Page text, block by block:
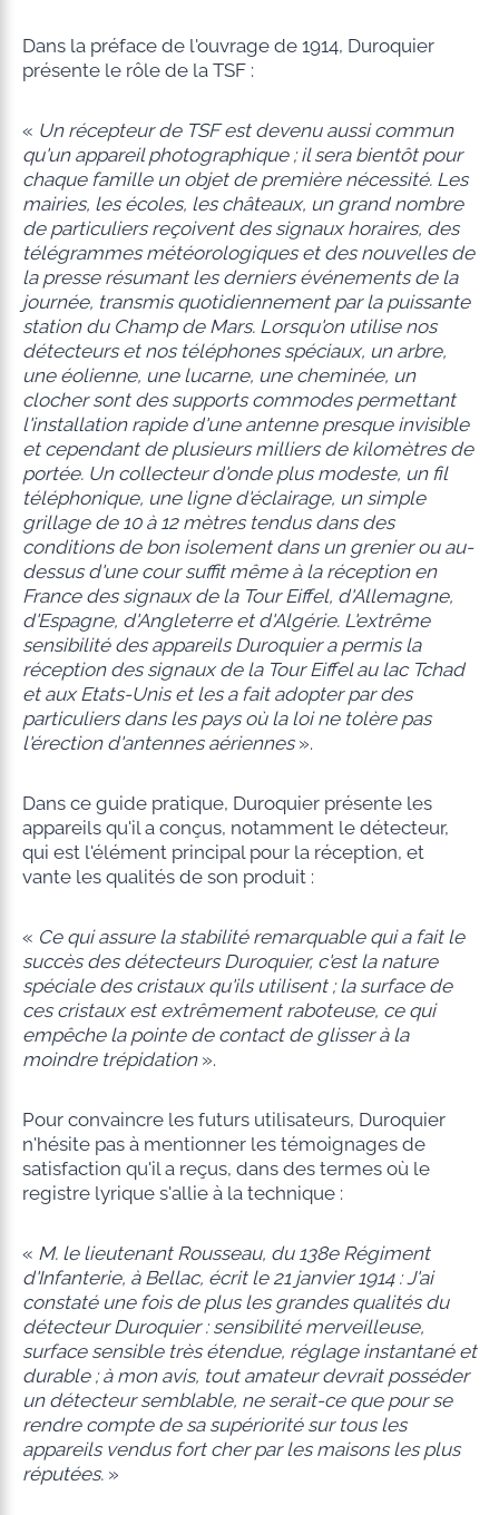
Dans la préface de l'ouvrage de 1914, Duroquier
présente le rôle de la TSF :
« Un récepteur de TSF est devenu aussi commun
qu'un appareil photographique ; il sera bientôt pour
chaque famille un objet de première nécessité. Les
mairies, les écoles, les châteaux, un grand nombre
de particuliers reçoivent des signaux horaires, des
télégrammes météorologiques et des nouvelles de
la presse résumant les derniers événements de la
journée, transmis quotidiennement par la puissante
station du Champ de Mars. Lorsqu'on utilise nos
détecteurs et nos téléphones spéciaux, un arbre,
une éolienne, une lucarne, une cheminée, un
clocher sont des supports commodes permettant
l'installation rapide d'une antenne presque invisible
et cependant de plusieurs milliers de kilomètres de
portée. Un collecteur d'onde plus modeste, un fil
téléphonique, une ligne d'éclairage, un simple
grillage de 10 à 12 mètres tendus dans des
conditions de bon isolement dans un grenier ou au-
dessus d'une cour suffit même à la réception en
France des signaux de la Tour Eiffel, d'Allemagne,
d'Espagne, d'Angleterre et d'Algérie. L'extrême
sensibilité des appareils Duroquier a permis la
réception des signaux de la Tour Eiffel au lac Tchad
et aux Etats-Unis et les a fait adopter par des
particuliers dans les pays où la loi ne tolère pas
l'érection d'antennes aériennes».
Dans ce guide pratique, Duroquier présente les
appareils qu'il a conçus, notamment le détecteur,
qui est l'élément principal pour la réception, et
vante les qualités de son produit :
« Ce qui assure la stabilité remarquable qui a fait le
succès des détecteurs Duroquier, c'est la nature
spéciale des cristaux qu'ils utilisent ; la surface de
ces cristaux est extrêmement raboteuse, ce qui
empêche la pointe de contact de glisser à la
moindre trépidation».
Pour convaincre les futurs utilisateurs, Duroquier
n'hésite pas à mentionner les témoignages de
satisfaction qu'il a reçus, dans des termes où le
registre lyrique s'allie à la technique :
« M. le lieutenant Rousseau, du 138e Régiment
d'Infanterie, à Bellac, écrit le 21 janvier 1914 : J'ai
constaté une fois de plus les grandes qualités du
détecteur Duroquier : sensibilité merveilleuse,
surface sensible très étendue, réglage instantané et
durable ; à mon avis, tout amateur devrait posséder
un détecteur semblable, ne serait-ce que pour se
rendre compte de sa supériorité sur tous les
appareils vendus fort cher par les maisons les plus
réputées.»